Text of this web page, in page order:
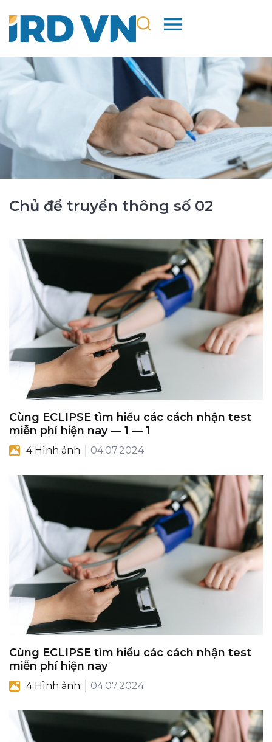
Chủ đề truyền thông số 02
Cùng ECLIPSE tìm hiểu các cách nhận test
miễn phí hiện nay — 1 — 1
4 Hình ảnh 04.07.2024
Cùng ECLIPSE tìm hiểu các cách nhận test
miễn phí hiện nay
4 Hình ảnh 04.07.2024